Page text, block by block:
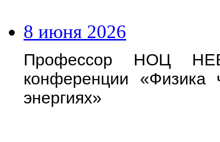
8 июня 2026
Профессор НОЦ
конференции «Физика
энергиях»